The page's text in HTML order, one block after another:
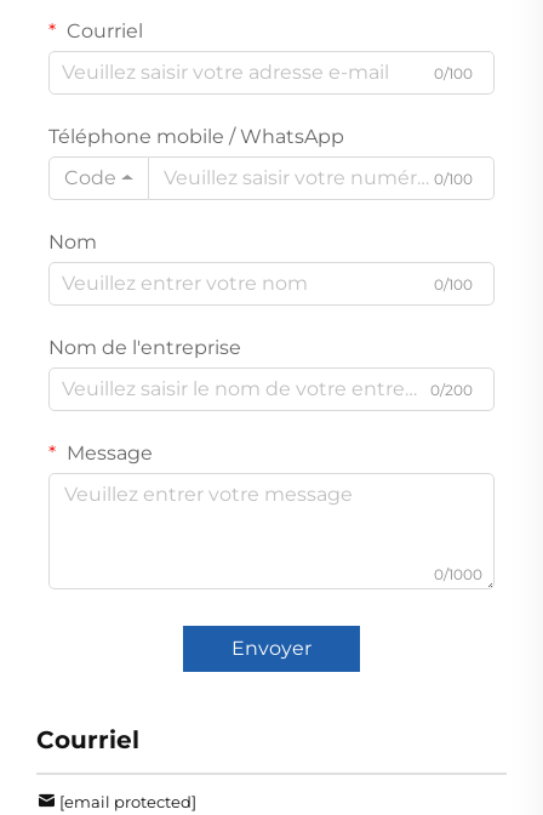
Courriel
0/100
Téléphone mobile / WhatsApp
Code
0/100
Nom
0/100
Nom de l'entreprise
0/200
Message
0/1000
Envoyer
Courriel
[email protected]